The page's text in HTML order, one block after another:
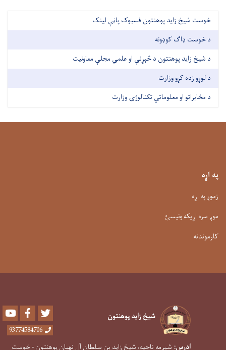
خوست شیخ زاید پوهنتون فسبوک پاڼې لینک
د خوست ډاګ کوډونه
د شیخ زاید پوهنتون د څېړنې او علمي مجلې معاونیت
د لوړو زده کړو وزارت
د مخابراتو او معلوماتي تکنالوژۍ وزارت
په اړه
زموږ په اړه
موږ سره اړیکه ونیسئ
کارموندنه
شیخ زاید پوهنتون Youtube Facebook
93774584706
ادرس: شپږمه ناحیه، شیخ زاید بن سلطان آل نهیان پوهنتون - خوست